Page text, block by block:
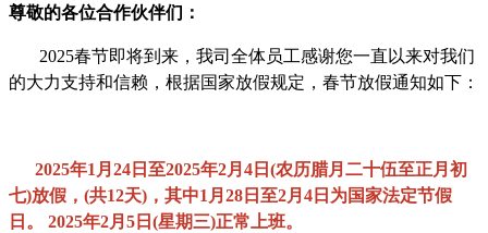
尊敬的各位合作伙伴们：
2025春节即将到来，我司全体员工感谢您一直以来对我们
的大力支持和信赖，根据国家放假规定，春节放假通知如下：
2025年1月24日至2025年2月4日(农历腊月二十伍至正月初
七)放假，(共12天)，其中1月28日至2月4日为国家法定节假
日。
2025年2月5日(星期三)正常上班。